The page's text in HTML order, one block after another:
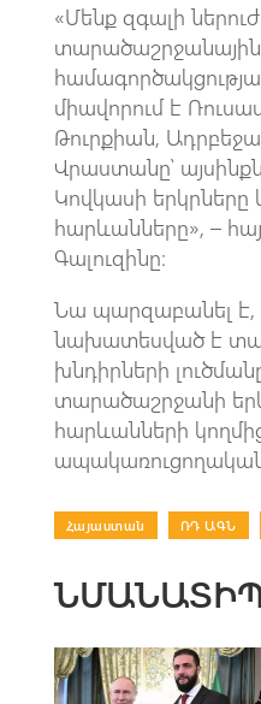
«Մենք զգալի
տարածաշրջանային
միավորում է
Թուրքիան,
Վրաստանը՝
Կովկասի
հարևանները», –
Գալուզինը։
Նա պարզաբանել է,
նախատեսված է
խնդիրների
տարածաշրջանի
հարևանների
ապակառուցողական
Հայաստան ՌԴ ԱԳՆ